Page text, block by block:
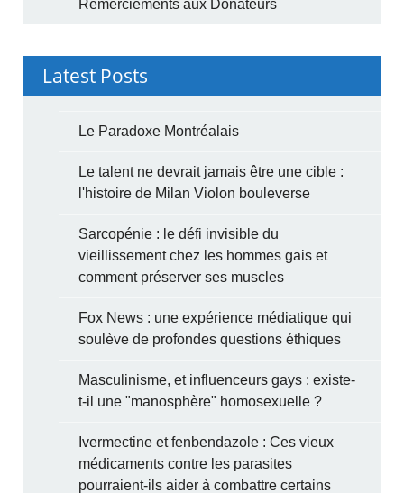
Remerciements aux Donateurs
Latest Posts
Le Paradoxe Montréalais
Le talent ne devrait jamais être une cible :
l'histoire de Milan Violon bouleverse
Sarcopénie : le défi invisible du
vieillissement chez les hommes gais et
comment préserver ses muscles
Fox News : une expérience médiatique qui
soulève de profondes questions éthiques
Masculinisme, et influenceurs gays : existe-
t-il une "manosphère" homosexuelle ?
Ivermectine et fenbendazole : Ces vieux
médicaments contre les parasites
pourraient-ils aider à combattre certains